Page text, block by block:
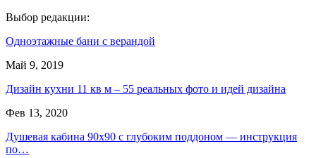
Выбор редакции:
Одноэтажные бани с верандой
Май 9, 2019
Дизайн кухни 11 кв м – 55 реальных фото и идей дизайна
Фев 13, 2020
Душевая кабина 90х90 с глубоким поддоном — инструкция
по…